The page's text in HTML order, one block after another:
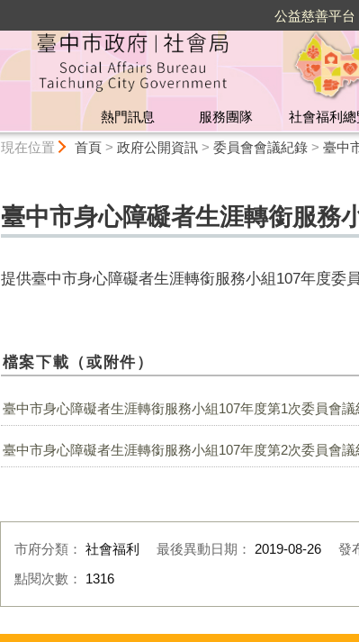
公益慈善平台
熱門訊息 服務團隊 社會福利總
現在位置 首頁> 政府公開資訊> 委員會會議紀錄> 臺中
臺中市身心障礙者生涯轉銜服務
提供臺中市身心障礙者生涯轉銜服務小組107年度委
檔案下載（或附件）
臺中市身心障礙者生涯轉銜服務小組107年度第1次委員會議
臺中市身心障礙者生涯轉銜服務小組107年度第2次委員會議
市府分類： 社會福利 最後異動日期： 2019-08-26 發
點閱次數： 1316